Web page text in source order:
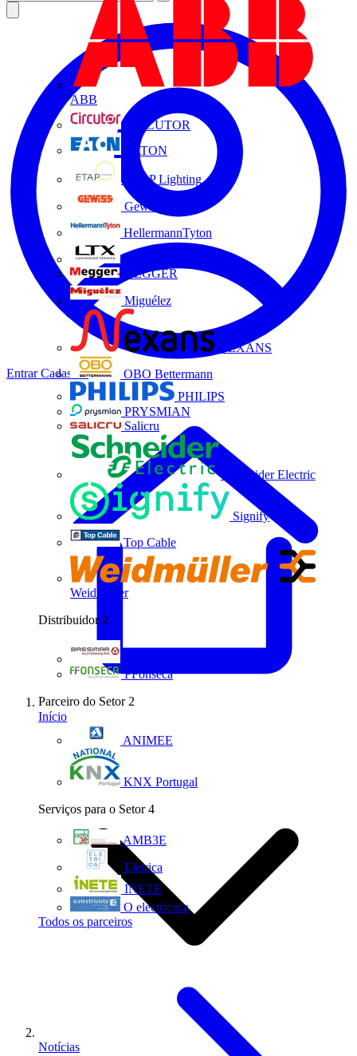
ABB
CIRCUTOR
EATON
ETAP Lighting
Gewiss
HellermannTyton
MEGGER
Miguélez
NEXANS
OBO Bettermann
PHILIPS
PRYSMIAN
Salicru
Schneider Electric
Signify
Top Cable
Weidmüller
Distribuidor 2
FFonseca
Parceiro do Setor 2
ANIMEE
KNX Portugal
Serviços para o Setor 4
AMB3E
Eletrica
INETE
O electricista
Todos os parceiros
EntrarCadastrar
Início
Notícias